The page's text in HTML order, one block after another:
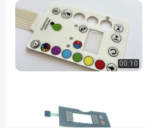
numérique
de
membrane
de la
couleur
clavier
00:10